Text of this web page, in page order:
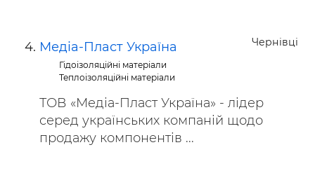
Чернівці
Медіа-Пласт Україна
Гідоізоляційні матеріали
Теплоізоляційні матеріали
ТОВ «Медіа-Пласт Україна» - лідер
серед українських компаній щодо
продажу компонентів ...